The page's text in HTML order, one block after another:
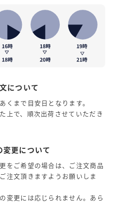
について
くまで目安日となります。
上で、順次出荷させていただき
変更について
をご希望の場合は、ご注文商品
注文頂きますようお願いしま
変更には応じられません。あら